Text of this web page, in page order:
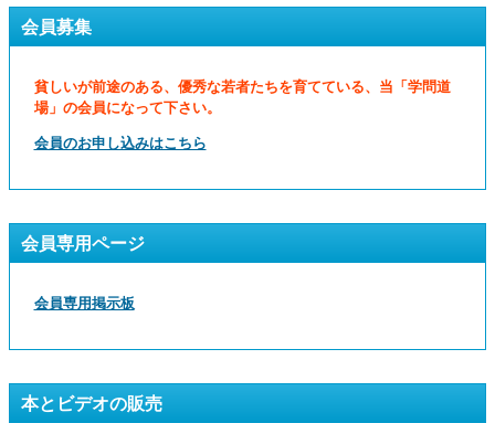
会員募集
貧しいが前途のある、優秀な若者たちを育てている、当「学問道
場」の会員になって下さい。
会員のお申し込みはこちら
会員専用ページ
会員専用掲示板
本とビデオの販売